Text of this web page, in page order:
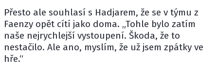
Přesto ale souhlasí s Hadjarem, že se v týmu z
Faenzy opět cítí jako doma. „Tohle bylo zatím
naše nejrychlejší vystoupení. Škoda, že to
nestačilo. Ale ano, myslím, že už jsem zpátky ve
hře.“